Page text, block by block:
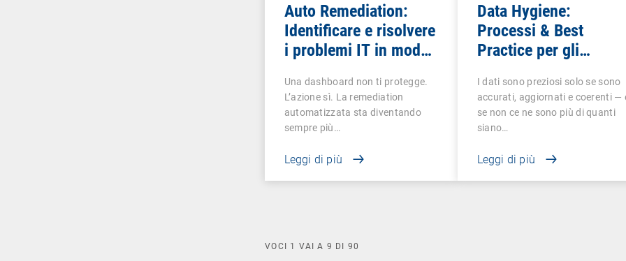
Auto Remediation:
Identificare e risolvere
i problemi IT in modo
Una dashboard non ti protegge.
L’azione sì. La remediation
automatizzata sta diventando
sempre più…
Leggi di più
Data Hygiene:
Processi & Best
Practice per gli
I dati sono preziosi solo se sono
accurati, aggiornati e coerenti —
se non ce ne sono più di quanti
siano…
Leggi di più
VOCI 1 VAI A 9 DI 90